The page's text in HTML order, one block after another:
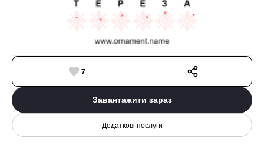
7
Завантажити зараз
Додаткові послуги